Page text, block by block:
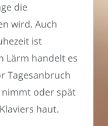
die
wird. Auch
ist
Lärm handelt es
Tagesanbruch
oder spät
haut.